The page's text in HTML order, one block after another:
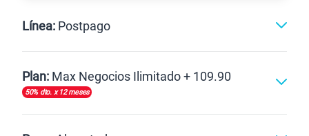
Línea: Postpago
Plan: Max Negocios Ilimitado + 109.90
50% dto. x 12 meses